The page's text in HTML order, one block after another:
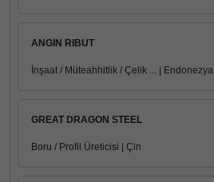
ANGIN RIBUT
İnşaat / Müteahhitlik / Çelik ... | Endonezya
GREAT DRAGON STEEL
Boru / Profil Üreticisi | Çin